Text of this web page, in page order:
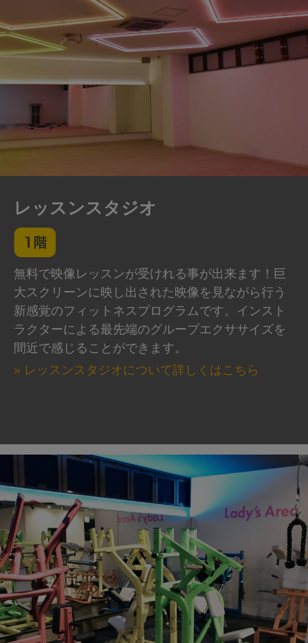
レッスンスタジオ
無料で映像レッスンが受けれる事が出来ます！巨
大スクリーンに映し出された映像を見ながら行う
新感覚のフィットネスプログラムです。インスト
ラクターによる最先端のグループエクササイズを
間近で感じることができます。
» レッスンスタジオについて詳しくはこちら